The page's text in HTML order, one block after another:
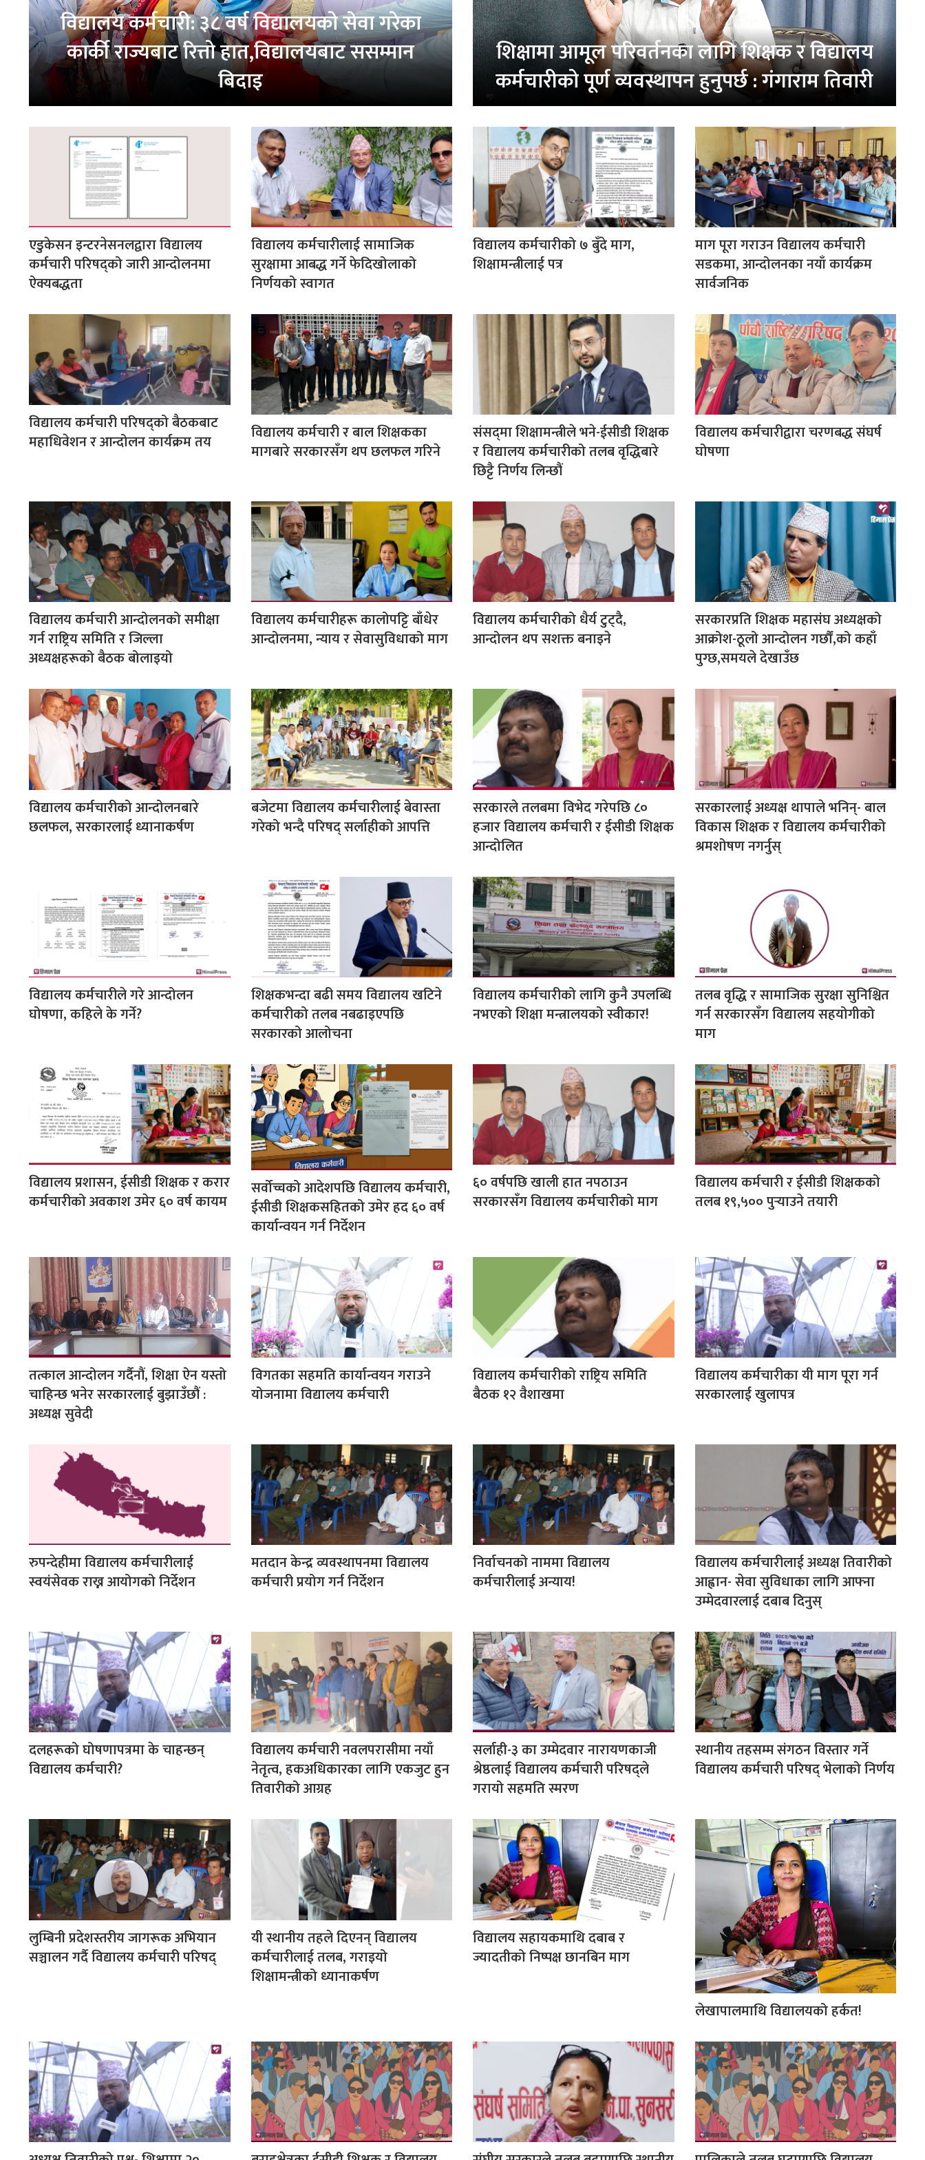
विद्यालय कर्मचारी: ३८ वर्ष विद्यालयको सेवा गरेका
कार्की राज्यबाट रित्तो हात,विद्यालयबाट ससम्मान
बिदाइ
शिक्षामा आमूल परिवर्तनका लागि शिक्षक र विद्यालय
कर्मचारीको पूर्ण व्यवस्थापन हुनुपर्छ : गंगाराम तिवारी
एडुकेसन इन्टरनेसनलद्वारा विद्यालय
कर्मचारी परिषद्को जारी आन्दोलनमा
ऐक्यबद्धता
विद्यालय कर्मचारीलाई सामाजिक
सुरक्षामा आबद्ध गर्ने फेदिखोलाको
निर्णयको स्वागत
विद्यालय कर्मचारीको ७ बुँदे माग,
शिक्षामन्त्रीलाई पत्र
माग पूरा गराउन विद्यालय कर्मचारी
सडकमा, आन्दोलनका नयाँ कार्यक्रम
सार्वजनिक
विद्यालय कर्मचारी परिषद्को बैठकबाट
महाधिवेशन र आन्दोलन कार्यक्रम तय
विद्यालय कर्मचारी र बाल शिक्षकका
मागबारे सरकारसँग थप छलफल गरिने
संसद्‌मा शिक्षामन्त्रीले भने-ईसीडी शिक्षक
र विद्यालय कर्मचारीको तलब वृद्धिबारे
छिट्टै निर्णय लिन्छौं
विद्यालय कर्मचारीद्वारा चरणबद्ध संघर्ष
घोषणा
विद्यालय कर्मचारी आन्दोलनको समीक्षा
गर्न राष्ट्रिय समिति र जिल्ला
अध्यक्षहरूको बैठक बोलाइयो
विद्यालय कर्मचारीहरू कालोपट्टि बाँधेर
आन्दोलनमा, न्याय र सेवासुविधाको माग
विद्यालय कर्मचारीको धैर्य टुट्दै,
आन्दोलन थप सशक्त बनाइने
सरकारप्रति शिक्षक महासंघ अध्यक्षको
आक्रोश-ठूलो आन्दोलन गर्छौं,को कहाँ
पुग्छ,समयले देखाउँछ
विद्यालय कर्मचारीको आन्दोलनबारे
छलफल, सरकारलाई ध्यानाकर्षण
बजेटमा विद्यालय कर्मचारीलाई बेवास्ता
गरेको भन्दै परिषद् सर्लाहीको आपत्ति
सरकारले तलबमा विभेद गरेपछि ८०
हजार विद्यालय कर्मचारी र ईसीडी शिक्षक
आन्दोलित
सरकारलाई अध्यक्ष थापाले भनिन्- बाल
विकास शिक्षक र विद्यालय कर्मचारीको
श्रमशोषण नगर्नुस्
विद्यालय कर्मचारीले गरे आन्दोलन
घोषणा, कहिले के गर्ने?
शिक्षकभन्दा बढी समय विद्यालय खटिने
कर्मचारीको तलब नबढाइएपछि
सरकारको आलोचना
विद्यालय कर्मचारीको लागि कुनै उपलब्धि
नभएको शिक्षा मन्त्रालयको स्वीकार!
तलब वृद्धि र सामाजिक सुरक्षा सुनिश्चित
गर्न सरकारसँग विद्यालय सहयोगीको
माग
विद्यालय प्रशासन, ईसीडी शिक्षक र करार
कर्मचारीको अवकाश उमेर ६० वर्ष कायम
सर्वोच्चको आदेशपछि विद्यालय कर्मचारी,
ईसीडी शिक्षकसहितको उमेर हद ६० वर्ष
कार्यान्वयन गर्न निर्देशन
६० वर्षपछि खाली हात नपठाउन
सरकारसँग विद्यालय कर्मचारीको माग
विद्यालय कर्मचारी र ईसीडी शिक्षकको
तलब १९,५०० पुर्‍याउने तयारी
तत्काल आन्दोलन गर्दैनौं, शिक्षा ऐन यस्तो
चाहिन्छ भनेर सरकारलाई बुझाउँछौं :
अध्यक्ष सुवेदी
विगतका सहमति कार्यान्वयन गराउने
योजनामा विद्यालय कर्मचारी
विद्यालय कर्मचारीको राष्ट्रिय समिति
बैठक १२ वैशाखमा
विद्यालय कर्मचारीका यी माग पूरा गर्न
सरकारलाई खुलापत्र
रुपन्देहीमा विद्यालय कर्मचारीलाई
स्वयंसेवक राख्न आयोगको निर्देशन
मतदान केन्द्र व्यवस्थापनमा विद्यालय
कर्मचारी प्रयोग गर्न निर्देशन
निर्वाचनको नाममा विद्यालय
कर्मचारीलाई अन्याय!
विद्यालय कर्मचारीलाई अध्यक्ष तिवारीको
आह्वान- सेवा सुविधाका लागि आफ्ना
उम्मेदवारलाई दबाब दिनुस्
दलहरूको घोषणापत्रमा के चाहन्छन्
विद्यालय कर्मचारी?
विद्यालय कर्मचारी नवलपरासीमा नयाँ
नेतृत्व, हकअधिकारका लागि एकजुट हुन
तिवारीको आग्रह
सर्लाही-३ का उम्मेदवार नारायणकाजी
श्रेष्ठलाई विद्यालय कर्मचारी परिषद्ले
गरायो सहमति स्मरण
स्थानीय तहसम्म संगठन विस्तार गर्ने
विद्यालय कर्मचारी परिषद् भेलाको निर्णय
लुम्बिनी प्रदेशस्तरीय जागरूक अभियान
सञ्चालन गर्दै विद्यालय कर्मचारी परिषद्‌
यी स्थानीय तहले दिएनन् विद्यालय
कर्मचारीलाई तलब, गराइयो
शिक्षामन्त्रीको ध्यानाकर्षण
विद्यालय सहायकमाथि दबाब र
ज्यादतीको निष्पक्ष छानबिन माग
लेखापालमाथि विद्यालयको हर्कत!